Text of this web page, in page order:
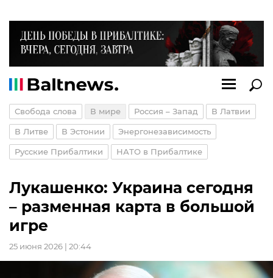
Свобода слова В мире Россия – Запад В Латвии
В Литве В Эстонии Энергонезависимость
Русские Прибалтики НАТО в Прибалтике
Лукашенко: Украина сегодня
– разменная карта в большой
игре
25 июня 2026 | 20:44